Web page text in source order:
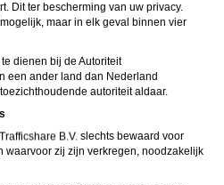
Dit ter bescherming van uw privacy.
maar in elk geval binnen vier
dienen bij de Autoriteit
een ander land dan Nederland
autoriteit aldaar.
slechts bewaard voor
waarvoor zij zijn verkregen, noodzakelijk